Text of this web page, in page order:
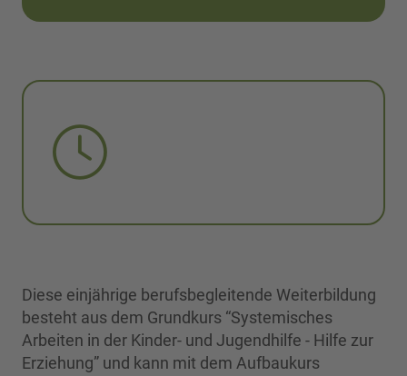
Diese einjährige berufsbegleitende Weiterbildung
besteht aus dem Grundkurs “Systemisches
Arbeiten in der Kinder- und Jugendhilfe - Hilfe zur
Erziehung” und kann mit dem Aufbaukurs